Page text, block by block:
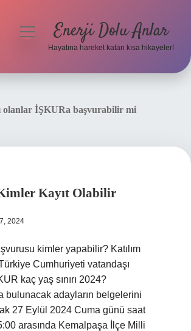
menüyüEnerji Dolu Anlar
Hayatına hareket katan kısa hikayeler!
olanlar İŞKURa başvurabilir mi
Kayıt Olabilir
2024
kimler yapabilir? Katılım
Cumhuriyeti vatandaşı
kaç yaş sınırı 2024?
bulunacak adayların belgelerini
27 Eylül 2024 Cuma günü saat
arasında Kemalpaşa İlçe Milli